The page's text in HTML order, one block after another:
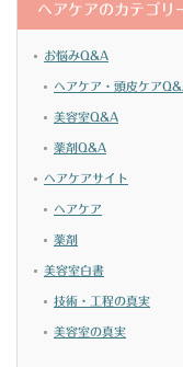
ヘアケアのカテゴリ
お悩みQ&A
ヘアケア・頭皮ケア
美容室Q&A
薬剤Q&A
ヘアケアサイト
ヘアケア
薬剤
美容室白書
技術・工程の真実
美容室の真実